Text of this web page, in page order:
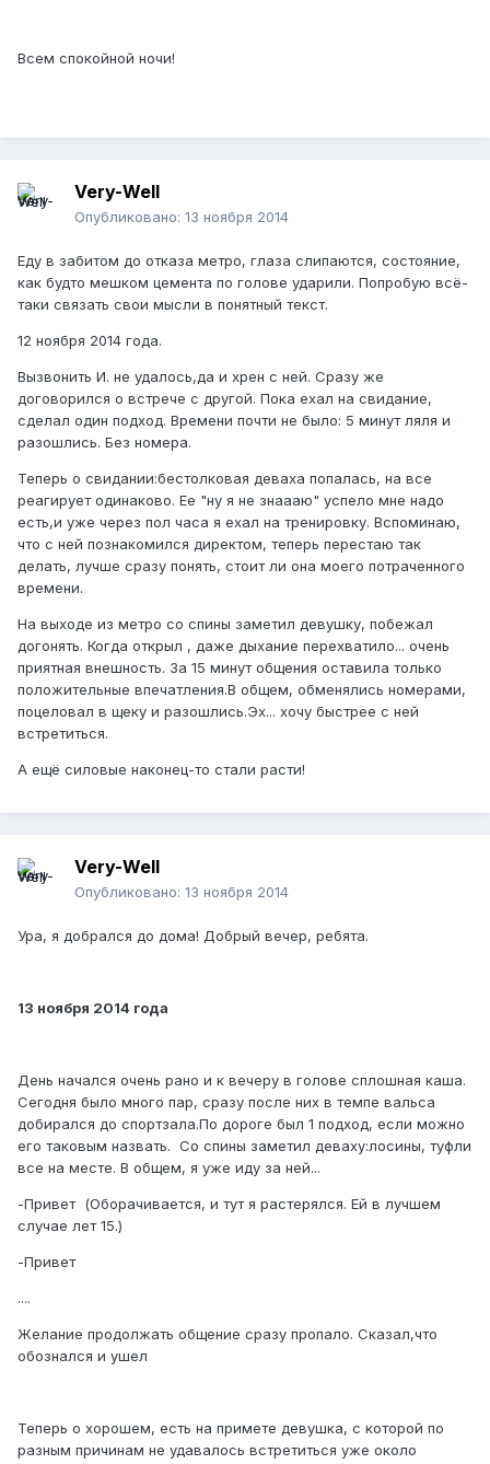
Всем спокойной ночи!
Very-Well
Опубликовано: 13 ноября 2014
Еду в забитом до отказа метро, глаза слипаются, состояние,
как будто мешком цемента по голове ударили. Попробую всё-
таки связать свои мысли в понятный текст.
12 ноября 2014 года.
Вызвонить И. не удалось,да и хрен с ней. Сразу же
договорился о встрече с другой. Пока ехал на свидание,
сделал один подход. Времени почти не было: 5 минут ляля и
разошлись. Без номера.
Теперь о свидании:бестолковая деваха попалась, на все
реагирует одинаково. Ее "ну я не знаааю" успело мне надо
есть,и уже через пол часа я ехал на тренировку. Вспоминаю,
что с ней познакомился директом, теперь перестаю так
делать, лучше сразу понять, стоит ли она моего потраченного
времени.
На выходе из метро со спины заметил девушку, побежал
догонять. Когда открыл , даже дыхание перехватило... очень
приятная внешность. За 15 минут общения оставила только
положительные впечатления.В общем, обменялись номерами,
поцеловал в щеку и разошлись.Эх... хочу быстрее с ней
встретиться.
А ещё силовые наконец-то стали расти!
Very-Well
Опубликовано: 13 ноября 2014
Ура, я добрался до дома! Добрый вечер, ребята.
13 ноября 2014 года
День начался очень рано и к вечеру в голове сплошная каша.
Сегодня было много пар, сразу после них в темпе вальса
добирался до спортзала.По дороге был 1 подход, если можно
его таковым назвать. Со спины заметил деваху:лосины, туфли
все на месте. В общем, я уже иду за ней...
-Привет (Оборачивается, и тут я растерялся. Ей в лучшем
случае лет 15.)
-Привет
....
Желание продолжать общение сразу пропало. Сказал,что
обознался и ушел
Теперь о хорошем, есть на примете девушка, с которой по
разным причинам не удавалось встретиться уже около